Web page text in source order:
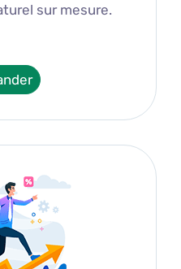
sur mesure.